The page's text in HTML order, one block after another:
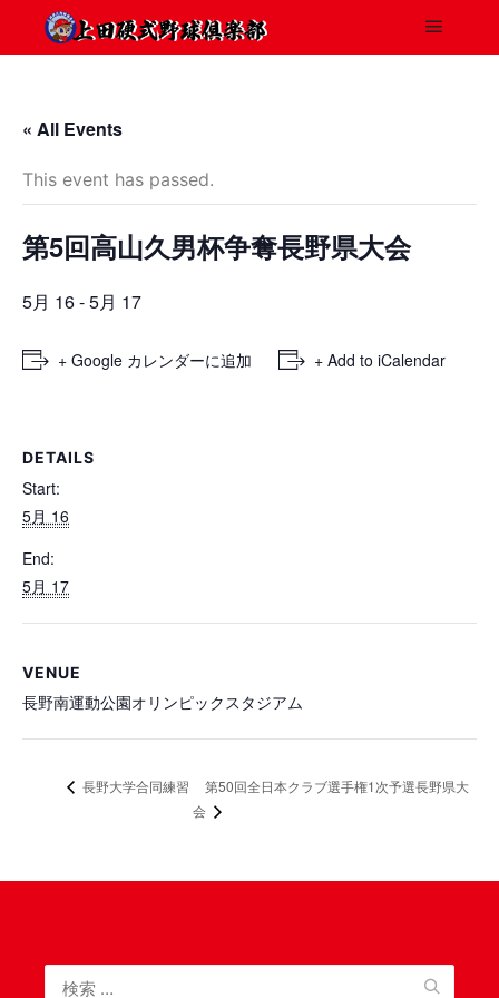
« All Events
This event has passed.
第5回高山久男杯争奪長野県大会
5月 16-5月 17
+ Google カレンダーに追加 + Add to iCalendar
DETAILS
Start:
5月 16
End:
5月 17
VENUE
長野南運動公園オリンピックスタジアム
長野大学合同練習
第50回全日本クラブ選手権1次予選長野県大
会